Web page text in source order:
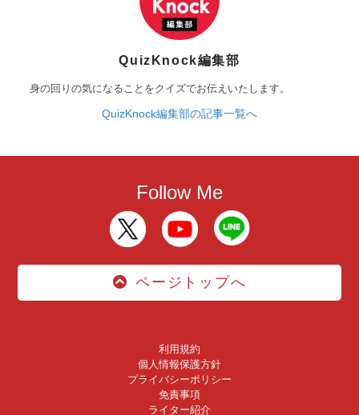
QuizKnock編集部
身の回りの気になることをクイズでお伝えいたします。
QuizKnock編集部の記事一覧へ
Follow Me
ページトップへ
利用規約
個人情報保護方針
プライバシーポリシー
免責事項
ライター紹介